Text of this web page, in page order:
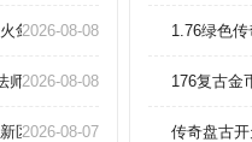
剑法？
2026-08-08
英雄魔法盾！
2026-08-08
区启幕
2026-08-07
1.76绿色
176复古金
传奇盘古